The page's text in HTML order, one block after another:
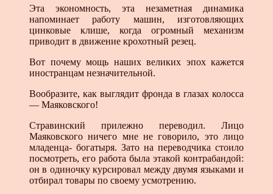
Эта экономность, эта незаметная динамика
напоминает работу машин, изготовляющих
цинковые клише, когда огромный механизм
приводит в движение крохотный резец.
Вот почему мощь наших великих эпох кажется
иностранцам незначительной.
Вообразите, как выглядит фронда в глазах колосса
— Маяковского!
Стравинский прилежно переводил. Лицо
Маяковского ничего мне не говорило, это лицо
младенца- богатыря. Зато на переводчика стоило
посмотреть, его работа была этакой контрабандой:
он в одиночку курсировал между двумя языками и
отбирал товары по своему усмотрению.